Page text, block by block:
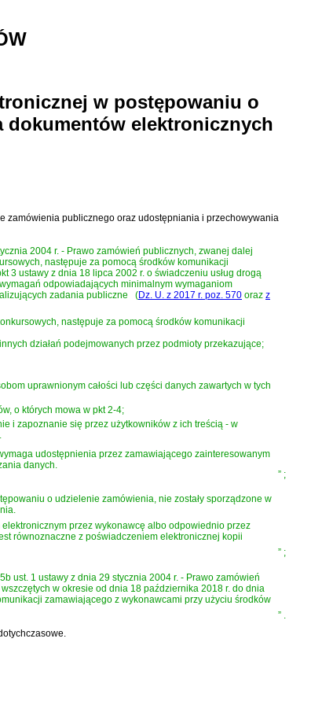
w postępowaniu o
dokumentów elektronicznych
zamówienia publicznego oraz udostępniania i przechowywania
2004 r. - Prawo zamówień publicznych, zwanej dalej
następuje za pomocą środków komunikacji
3 ustawy z dnia 18 lipca 2002 r. o świadczeniu usług drogą
odpowiadających minimalnym wymaganiom
zadania publiczne (Dz. U. z 2017 r. poz. 570 oraz z
następuje za pomocą środków komunikacji
działań podejmowanych przez podmioty przekazujące;
uprawnionym całości lub części danych zawartych w tych
o których mowa w pkt 2-4;
i zapoznanie się przez użytkowników z ich treścią - w
udostępnienia przez zamawiającego zainteresowanym
danych.
” ;
o udzielenie zamówienia, nie zostały sporządzone w
przez wykonawcę albo odpowiednio przez
równoznaczne z poświadczeniem elektronicznej kopii
” ;
ust. 1 ustawy z dnia 29 stycznia 2004 r. - Prawo zamówień
w okresie od dnia 18 października 2018 r. do dnia
zamawiającego z wykonawcami przy użyciu środków
”